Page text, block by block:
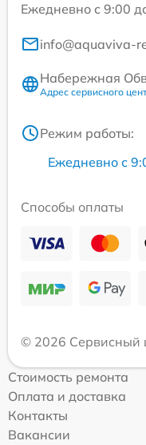
Ежедневно с 9:00
info@aquaviva-
Набережная
Адрес сервисного
Режим работы:
Ежедневно с
Способы оплаты
© 2026 Сервисный
Стоимость ремонта
Оплата и доставка
Контакты
Вакансии